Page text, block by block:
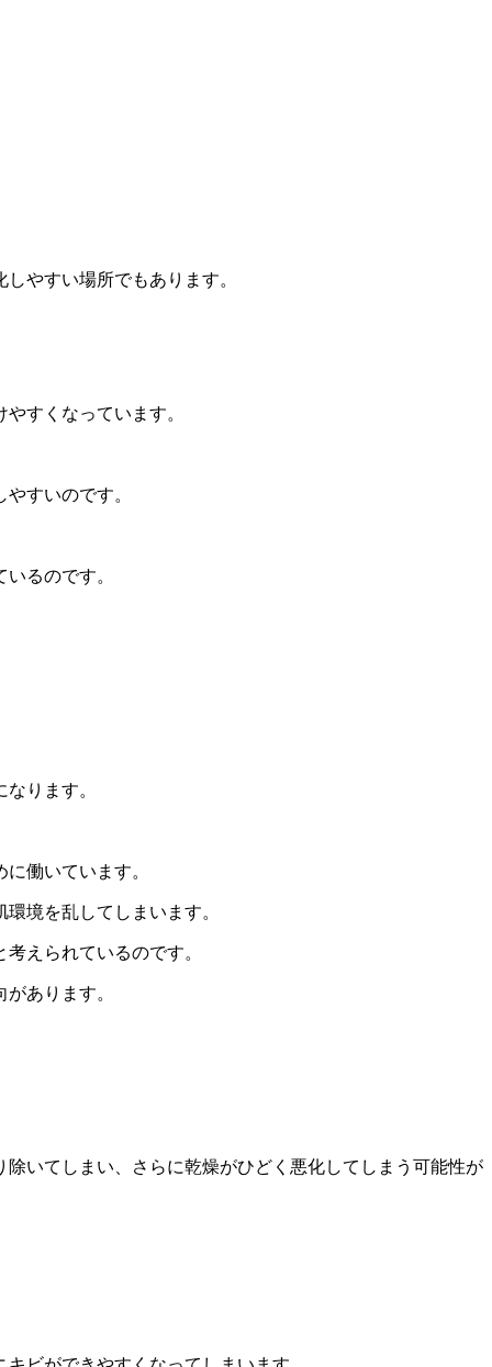
しやすい場所でもあります。
やすくなっています。
すいのです。
るのです。
ります。
働いています。
環境を乱してしまいます。
考えられているのです。
あります。
除いてしまい、さらに乾燥がひどく悪化してしまう可能性が